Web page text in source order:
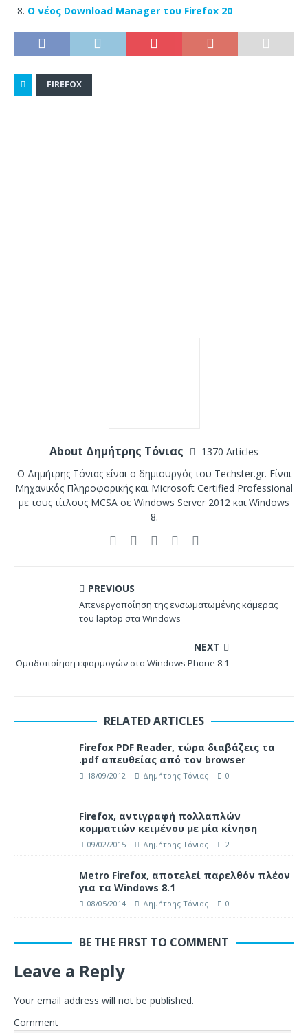
Ο νέος Download Manager του Firefox 20
FIREFOX
About Δημήτρης Τόνιας
1370 Articles
Ο Δημήτρης Τόνιας είναι ο δημιουργός του Techster.gr. Είναι
Μηχανικός Πληροφορικής και Microsoft Certified Professional
με τους τίτλους MCSA σε Windows Server 2012 και Windows
8.
PREVIOUS
Απενεργοποίηση της ενσωματωμένης κάμερας
του laptop στα Windows
NEXT
Ομαδοποίηση εφαρμογών στα Windows Phone 8.1
RELATED ARTICLES
Firefox PDF Reader, τώρα διαβάζεις τα
.pdf απευθείας από τον browser
18/09/2012 Δημήτρης Τόνιας 0
Firefox, αντιγραφή πολλαπλών
κομματιών κειμένου με μία κίνηση
09/02/2015 Δημήτρης Τόνιας 2
Metro Firefox, αποτελεί παρελθόν πλέον
για τα Windows 8.1
08/05/2014 Δημήτρης Τόνιας 0
BE THE FIRST TO COMMENT
Leave a Reply
Your email address will not be published.
Comment